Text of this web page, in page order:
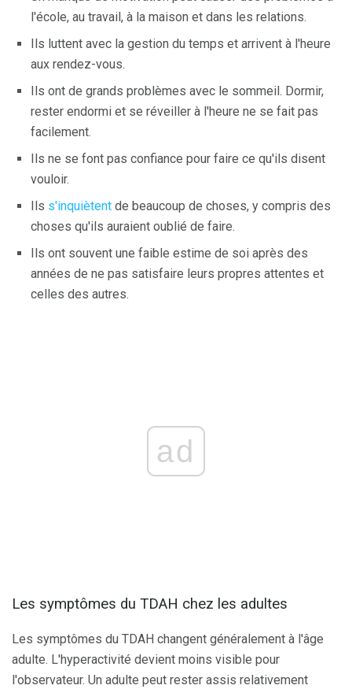
l'école, au travail, à la maison et dans les relations.
Ils luttent avec la gestion du temps et arrivent à l'heure
aux rendez-vous.
Ils ont de grands problèmes avec le sommeil. Dormir,
rester endormi et se réveiller à l'heure ne se fait pas
facilement.
Ils ne se font pas confiance pour faire ce qu'ils disent
vouloir.
Ils s'inquiètent de beaucoup de choses, y compris des
choses qu'ils auraient oublié de faire.
Ils ont souvent une faible estime de soi après des
années de ne pas satisfaire leurs propres attentes et
celles des autres.
ad
Les symptômes du TDAH chez les adultes
Les symptômes du TDAH changent généralement à l'âge
adulte. L'hyperactivité devient moins visible pour
l'observateur. Un adulte peut rester assis relativement